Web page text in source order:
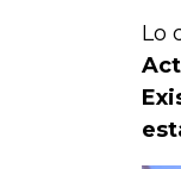
Lo